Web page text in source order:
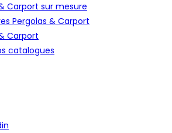
Carport sur mesure
Pergolas & Carport
Carport
catalogues